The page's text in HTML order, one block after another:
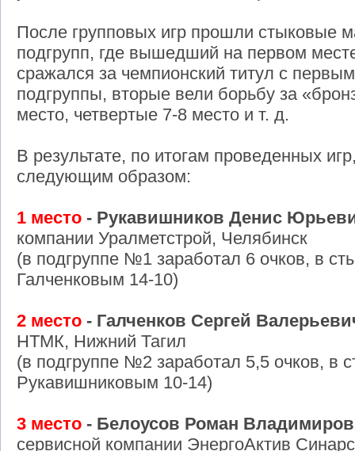
После групповых игр прошли стыковые
подгрупп, где вышедший на первом
сражался за чемпионский титул с
подгруппы, вторые вели борьбу за
место, четвертые 7-8 место и т. д.
В результате, по итогам проведенных
следующим образом:
1 место - Рукавишников Денис
компании Уралметстрой, Челябинск
(в подгруппе №1 заработал 6 очков, в
Галченковым 14-10)
2 место - Галченков Сергей
НТМК, Нижний Тагил
(в подгруппе №2 заработал 5,5 очков, в
Рукавишниковым 10-14)
3 место - Белоусов Роман
сервисной компании ЭнергоАктив